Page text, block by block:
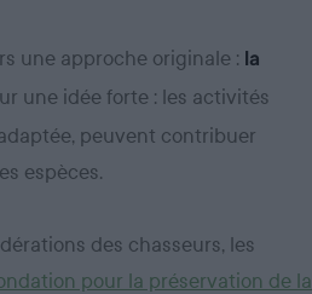
une approche originale : la
une idée forte : les activités
peuvent contribuer
espèces.
des chasseurs, les
pour la préservation de la